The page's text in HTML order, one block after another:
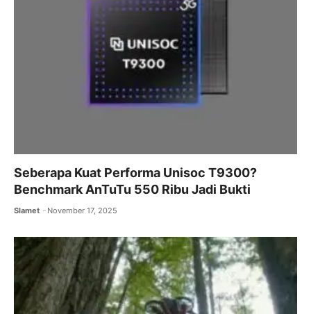
Seberapa Kuat Performa Unisoc T9300?
Benchmark AnTuTu 550 Ribu Jadi Bukti
Slamet November 17, 2025